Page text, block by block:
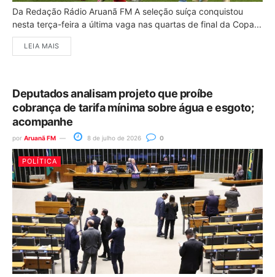
Da Redação Rádio Aruanã FM A seleção suíça conquistou
nesta terça-feira a última vaga nas quartas de final da Copa...
LEIA MAIS
Deputados analisam projeto que proíbe
cobrança de tarifa mínima sobre água e esgoto;
acompanhe
por Aruanã FM 8 de julho de 2026 0
POLÍTICA